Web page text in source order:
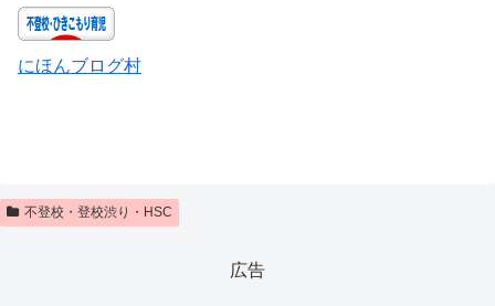
にほんブログ村
不登校・登校渋り・HSC
広告